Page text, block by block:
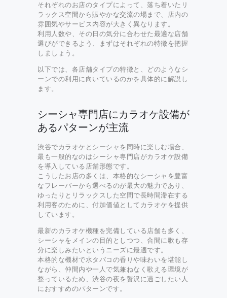
それぞれのお店のタイプによって、落ち着いたリ
ラックス空間から賑やかな交流の場まで、店内の
雰囲気やサービス内容が大きく異なります。
利用人数や、その日の気分に合わせた最適な店舗
選びができるよう、まずはそれぞれの特徴を把握
しましょう。
以下では、各店舗タイプの特徴と、どのようなシ
ーンでの利用に向いているのかを具体的に解説し
ます。
シーシャ専門店にカラオケ設備が
あるパターンが主流
渋谷でカラオケとシーシャを同時に楽しむ場合、
最も一般的なのはシーシャ専門店がカラオケ設備
を導入している店舗形態です。
こうしたお店の多くは、本格的なシーシャを豊富
なフレーバーから選べるのが最大の魅力であり、
ゆったりとリラックスした空間で長時間滞在する
利用客のために、付加価値としてカラオケを提供
しています。
最新のカラオケ機種を完備している店舗も多く、
シーシャをメインの目的としつつ、合間に歌も存
分に楽しみたいというニーズに最適です。
本格的な機材で水タバコの香りや味わいを堪能し
ながら、仲間内や一人で気兼ねなく歌える環境が
整っているため、渋谷の夜を贅沢に過ごしたい人
におすすめのパターンです。